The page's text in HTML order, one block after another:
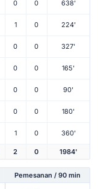
0 0 638'
1 0 224'
0 0 327'
0 0 165'
0 0 90'
0 0 180'
1 0 360'
2 0 1984'
Pemesanan / 90 min